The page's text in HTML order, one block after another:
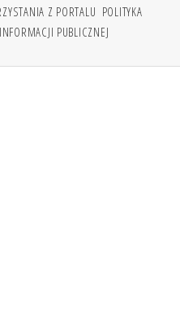
Z PORTALU POLITYKA
PUBLICZNEJ